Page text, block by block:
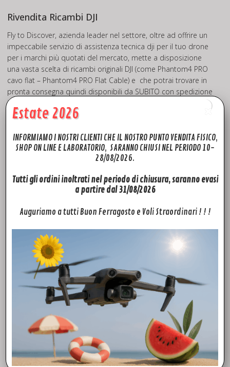
Rivendita Ricambi DJI
Fly to Discover, azienda leader nel settore, oltre ad offrire un
impeccabile servizio di assistenza tecnica dji per il tuo drone
per i marchi più quotati del mercato, mette a disposizione
una vasta scelta di ricambi originali DJI (come Phantom4 PRO
cavo flat – Phantom4 PRO Flat Cable) e che potrai trovare in
pronta consegna quindi disponibili da SUBITO con spedizione
in tutta Europa in 24h. Potrai trovare ricambi e accessori per i
modelli: Phantom3 pro-advanced-standard, phantom4
Mavic pro 2, Mavic 2 Zoon, Mavic AIR. Spark, Inspire pro,
Inspire 2. Quello che non troverai sul sito, prova a chiedercelo,
troveremo il modo per soddisfare le tue richieste!
Visita il nostro canaleYouTubepotrai trovare un pratico
tutorial sull’installazione dei ricambi dji . Segui la nostra Pagina
Prodotti correlati
Estate 2026
INFORMIAMO I NOSTRI CLIENTI CHE IL NOSTRO PUNTO VENDITA FISICO,
SHOP ON LINE E LABORATORIO, SARANNO CHIUSI NEL PERIODO 10-
28/08/2026.
Tutti gli ordini inoltrati nel periodo di chiusura, saranno evasi
a partire dal 31/08/2026
Auguriamo a tutti Buon Ferragosto e Voli Straordinari ! ! !